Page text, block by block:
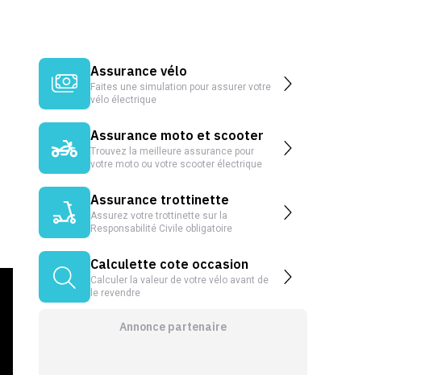
Assurance vélo
Faites une simulation pour assurer votre
vélo électrique
Assurance moto et scooter
Trouvez la meilleure assurance pour
votre moto ou votre scooter électrique
Assurance trottinette
Assurez votre trottinette sur la
Responsabilité Civile obligatoire
Calculette cote occasion
Calculer la valeur de votre vélo avant de
le revendre
Annonce partenaire